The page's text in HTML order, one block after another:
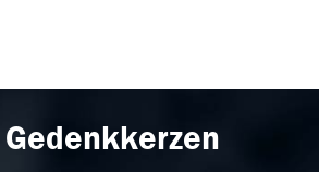
Gedenkkerzen